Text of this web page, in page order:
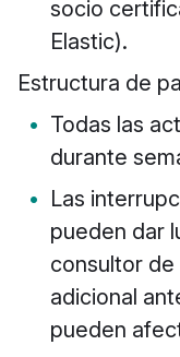
socio
Elastic).
Estructura de
Todas las
durante
Las
pueden dar
consultor
adicional
pueden